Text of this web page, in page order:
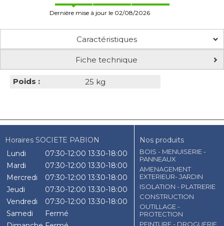
Dernière mise à jour le 02/08/2026
Caractéristiques
Fiche technique
Poids : 25 kg
Horaires SOCIETE PABION
Lundi
07:30-12:00 13:30-18:00
Mardi
07:30-12:00 13:30-18:00
Mercredi
07:30-12:00 13:30-18:00
Jeudi
07:30-12:00 13:30-18:00
Vendredi
07:30-12:00 13:30-18:00
Samedi
Fermé
Nos produits
BOIS - MENUISERIE -
PANNEAUX
AMENAGEMENT
EXTERIEUR- JARDIN
ISOLATION - PLATRERIE
CONSTRUCTION
OUTILLAGE -
PROTECTION
PEINTURE - DROGUERIE